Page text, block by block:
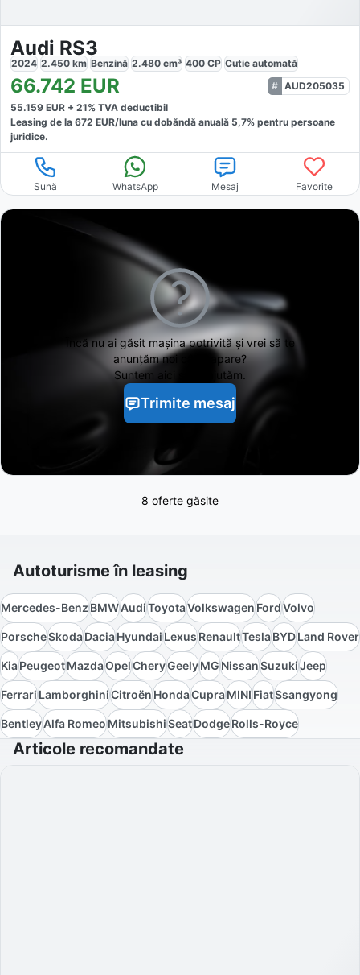
Audi RS3
2024 2.450 km Benzină 2.480 cm³ 400 CP Cutie automată
66.742 EUR
AUD205035
55.159 EUR + 21% TVA deductibil
Leasing de la 672 EUR/luna cu dobăndă anuală 5,7% pentru persoane
juridice.
Sună WhatsApp Mesaj Favorite
Încă nu ai găsitmașina potrivită și vrei să te
anunțăm noi când apare?
Suntem aici să te ajutăm.
Trimite mesaj
8 oferte găsite
Autoturisme în leasing
Mercedes-BenzBMWAudiToyotaVolkswagenFordVolvo
PorscheSkodaDaciaHyundaiLexusRenaultTeslaBYDLand Rover
KiaPeugeotMazdaOpelCheryGeelyMGNissanSuzukiJeep
FerrariLamborghiniCitroënHondaCupraMINIFiatSsangyong
BentleyAlfa RomeoMitsubishiSeatDodgeRolls-Royce
Articole recomandate